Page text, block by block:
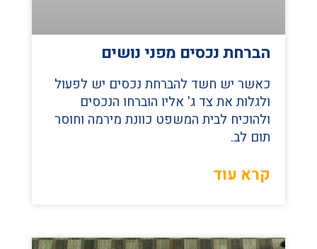
הברחת נכסים מפני נושים
כאשר יש חשד להברחת נכסים יש לפעול
ולגלות את צד ג' אליו הוברחו הנכסים
ולהוכיח לבית המשפט כוונת מירמה וחוסר
תום לב.
קרא עוד